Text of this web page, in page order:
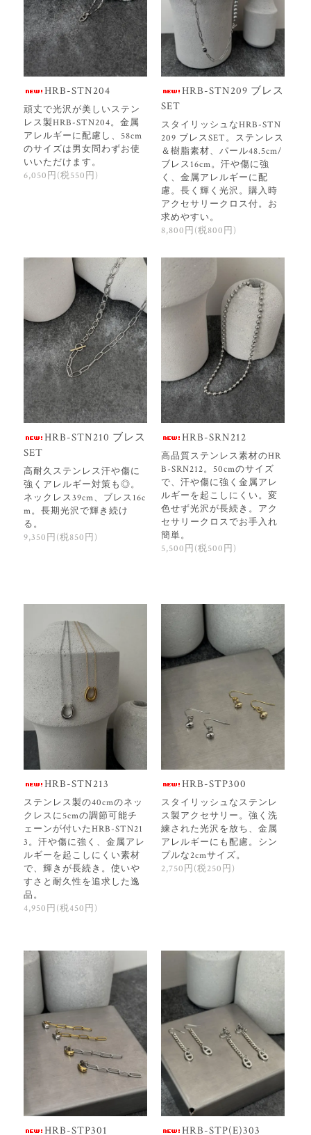
HRB-STN204
頑丈で光沢が美しいステン
レス製HRB-STN204。金属
アレルギーに配慮し、58cm
のサイズは男女問わずお使
いいただけます。
6,050円(税550円)
HRB-STN209 ブレス
SET
スタイリッシュなHRB-STN
209 ブレスSET。ステンレス
＆樹脂素材、パール48.5cm/
ブレス16cm。汗や傷に強
く、金属アレルギーに配
慮。長く輝く光沢。購入時
アクセサリークロス付。お
求めやすい。
8,800円(税800円)
HRB-STN210 ブレス
SET
高耐久ステンレス汗や傷に
強くアレルギー対策も◎。
ネックレス39cm、ブレス16c
m。長期光沢で輝き続け
る。
9,350円(税850円)
HRB-SRN212
高品質ステンレス素材のHR
B-SRN212。50cmのサイズ
で、汗や傷に強く金属アレ
ルギーを起こしにくい。変
色せず光沢が長続き。アク
セサリークロスでお手入れ
簡単。
5,500円(税500円)
HRB-STN213
ステンレス製の40cmのネッ
クレスに5cmの調節可能チ
ェーンが付いたHRB-STN21
3。汗や傷に強く、金属アレ
ルギーを起こしにくい素材
で、輝きが長続き。使いや
すさと耐久性を追求した逸
品。
4,950円(税450円)
HRB-STP300
スタイリッシュなステンレ
ス製アクセサリー。強く洗
練された光沢を放ち、金属
アレルギーにも配慮。シン
プルな2cmサイズ。
2,750円(税250円)
HRB-STP301 HRB-STP(E)303